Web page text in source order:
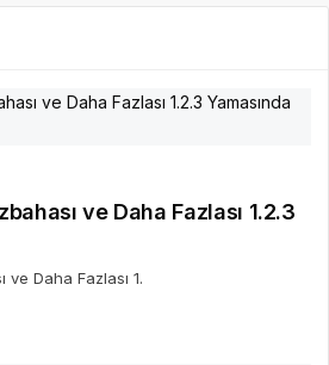
ve Daha Fazlası 1.2.3
ve Daha Fazlası 1.